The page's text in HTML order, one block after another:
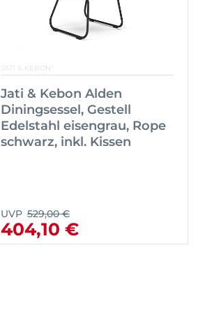
JATI & KEBON
Jati & Kebon Alden
Diningsessel, Gestell
Edelstahl eisengrau, Rope
schwarz, inkl. Kissen
UVP 529,00 €
404,10 €